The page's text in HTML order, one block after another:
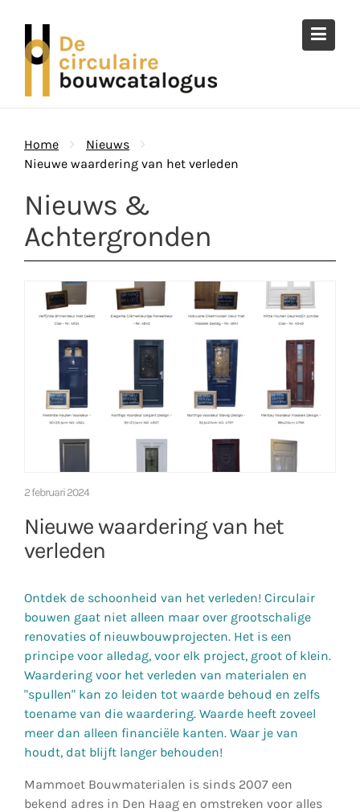
naar
inhoud
Home
Nieuws
Nieuwe waardering van het verleden
Nieuws &
Achtergronden
2 februari 2024
Nieuwe waardering van het
verleden
Ontdek de schoonheid van het verleden! Circulair
bouwen gaat niet alleen maar over grootschalige
renovaties of nieuwbouwprojecten. Het is een
principe voor alledag, voor elk project, groot of klein.
Waardering voor het verleden van materialen en
"spullen" kan zo leiden tot waarde behoud en zelfs
toename van die waardering. Waarde heeft zoveel
meer dan alleen financiële kanten. Waar je van
houdt, dat blijft langer behouden!
Mammoet Bouwmaterialen is sinds 2007 een
bekend adres in Den Haag en omstreken voor alles